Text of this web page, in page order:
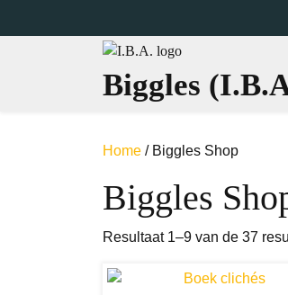
Biggles
Home / Biggles Shop
Biggles
Resultaat 1–9 van de 37